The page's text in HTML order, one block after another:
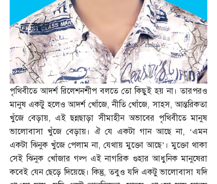
পৃথিবীতে আদর্শ রিলেশনশীপ বলতে তো কিছুই হয় না। তারপরও
মানুষ একটু হলেও আদর্শ খোঁজে,নীতি খোঁজে,সাহস,আন্তরিকতা
খুঁজে বেড়ায়,এই ছন্নছাড়া সীমাহীন অভাবের পৃথিবীতে মানুষ
ভালোবাসা খুঁজে বেড়ায়। ঐ যে একটা গান আছে না, ‘এমন
একটা ঝিনুক খুঁজে পেলাম না,যেথায় মুক্তো আছে’। মুক্তো থাকা
সেই ঝিনুক খোঁজার গল্প এই নাগরিক গুহার আধুনিক মানুষেরা
কবেই যেন ছেড়ে দিয়েছে। কিন্তু,তবুও যদি একটু ভালোবাসা যদি